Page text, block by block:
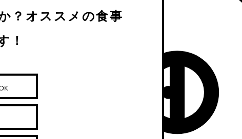
？オススメの食事
！